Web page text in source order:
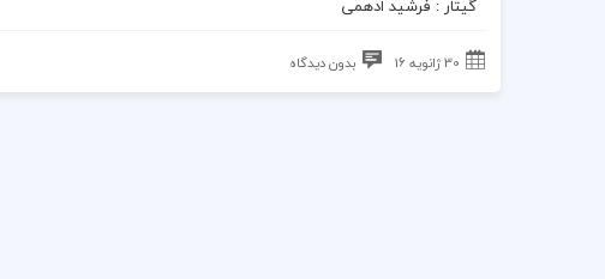
گیتار : فرشید ادهمی
30 ژانویه 16 بدون دیدگاه